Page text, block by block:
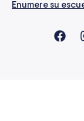
Enumere su